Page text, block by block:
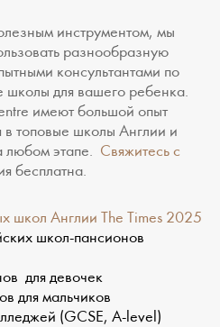
инструментом, мы
разнообразную
консультантами по
для вашего ребенка.
имеют большой опыт
в топовые школы Англии и
любом этапе. Свяжитесь с
бесплатна.
школ Англии The Times 2025
школ-пансионов
для девочек
для мальчиков
(GCSE, A-level)